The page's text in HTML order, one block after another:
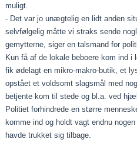
muligt.
- Det var jo unægtelig en lidt anden
selvfølgelig måtte vi straks sende
gemytterne, siger en talsmand for
Kun få af de lokale beboere kom ind i
fik ødelagt en mikro-makro-butik, et
opstået et voldsomt slagsmål med
betjente kom til stede og bl.a. ved
Politiet forhindrede en større
komme ind og holdt vagt endnu
havde trukket sig tilbage.